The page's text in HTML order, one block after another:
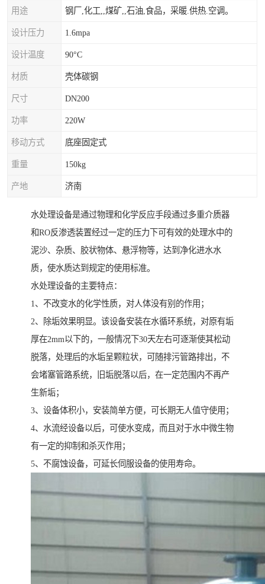
用途 钢厂,化工,,煤矿,,石油,食品，采暖.供热.空调。
设计压力 1.6mpa
设计温度 90°C
材质 壳体碳钢
尺寸 DN200
功率 220W
移动方式 底座固定式
重量 150kg
产地 济南
水处理设备是通过物理和化学反应手段通过多重介质器
和RO反渗透装置经过一定的压力下可有效的处理水中的
泥沙、杂质、胶状物体、悬浮物等，达到净化进水水
质，使水质达到规定的使用标准。
水处理设备的主要特点：
1、不改变水的化学性质，对人体没有别的作用；
2、除垢效果明显。该设备安装在水循环系统，对原有垢
厚在2mm以下的，一般情况下30天左右可逐渐使其松动
脱落，处理后的水垢呈颗粒状，可随排污管路排出，不
会堵塞管路系统，旧垢脱落以后，在一定范围内不再产
生新垢；
3、设备体积小，安装简单方便，可长期无人值守使用；
4、水流经设备以后，可使水变成，而且对于水中微生物
有一定的抑制和杀灭作用；
5、不腐蚀设备，可延长伺服设备的使用寿命。